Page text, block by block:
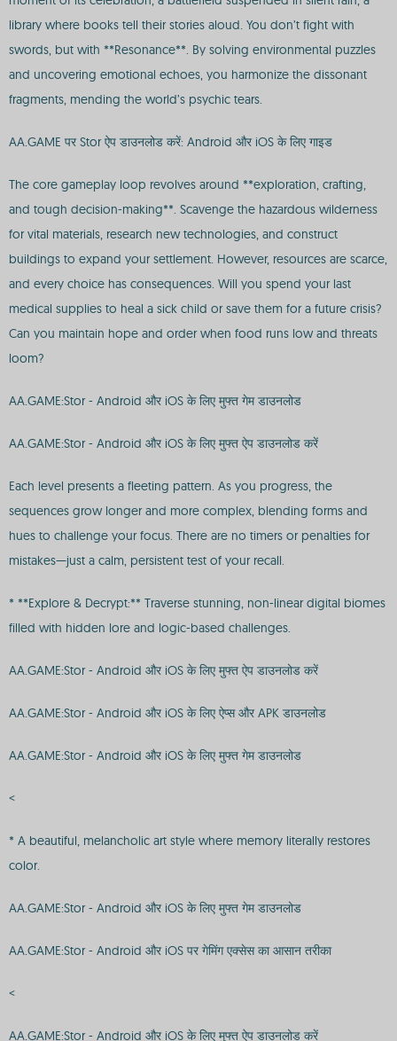
library where books tell their stories aloud. You don’t fight with
swords, but with **Resonance**. By solving environmental puzzles
and uncovering emotional echoes, you harmonize the dissonant
fragments, mending the world’s psychic tears.
AA.GAME पर Stor ऐप डाउनलोड करें: Android और iOS के लिए गाइड
The core gameplay loop revolves around **exploration, crafting,
and tough decision-making**. Scavenge the hazardous wilderness
for vital materials, research new technologies, and construct
buildings to expand your settlement. However, resources are scarce,
and every choice has consequences. Will you spend your last
medical supplies to heal a sick child or save them for a future crisis?
Can you maintain hope and order when food runs low and threats
loom?
AA.GAME:Stor - Android और iOS के लिए मुफ्त गेम डाउनलोड
AA.GAME:Stor - Android और iOS के लिए मुफ्त ऐप डाउनलोड करें
Each level presents a fleeting pattern. As you progress, the
sequences grow longer and more complex, blending forms and
hues to challenge your focus. There are no timers or penalties for
mistakes—just a calm, persistent test of your recall.
* **Explore & Decrypt:** Traverse stunning, non-linear digital biomes
filled with hidden lore and logic-based challenges.
AA.GAME:Stor - Android और iOS के लिए मुफ्त ऐप डाउनलोड करें
AA.GAME:Stor - Android और iOS के लिए ऐप्स और APK डाउनलोड
AA.GAME:Stor - Android और iOS के लिए मुफ्त गेम डाउनलोड
<
* A beautiful, melancholic art style where memory literally restores
color.
AA.GAME:Stor - Android और iOS के लिए मुफ्त गेम डाउनलोड
AA.GAME:Stor - Android और iOS पर गेमिंग एक्सेस का आसान तरीका
<
AA.GAME:Stor - Android और iOS के लिए मुफ्त ऐप डाउनलोड करें